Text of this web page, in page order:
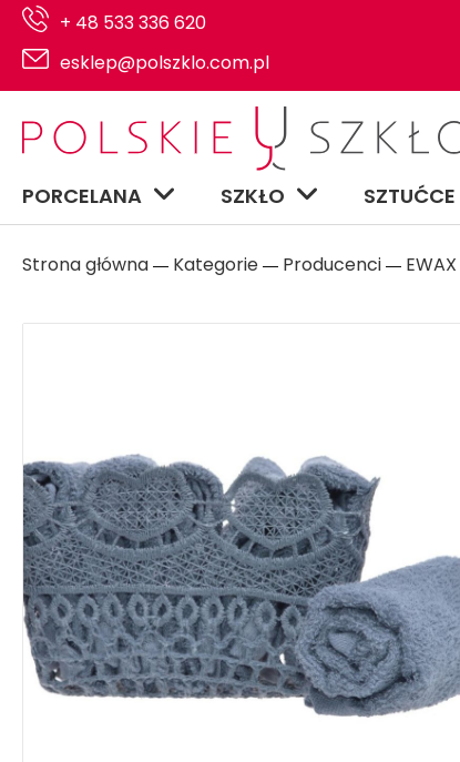
+ 48 533 336 620
esklep@polszklo.com.pl
PORCELANA SZKŁO SZTUĆCE
Strona główna ― Kategorie ― Producenci ― EWAX